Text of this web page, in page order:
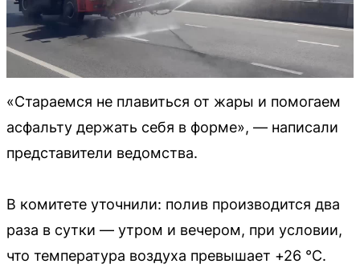
«Стараемся не плавиться от жары и помогаем
асфальту держать себя в форме», — написали
представители ведомства.
В комитете уточнили: полив производится два
раза в сутки — утром и вечером, при условии,
что температура воздуха превышает +26 °C.